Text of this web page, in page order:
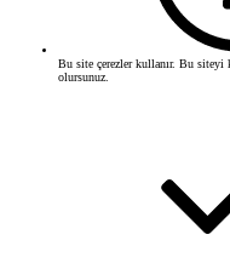
Bu site çerezler kullanır. Bu siteyi
olursunuz.